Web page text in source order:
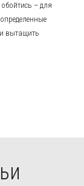
– для
вытащить